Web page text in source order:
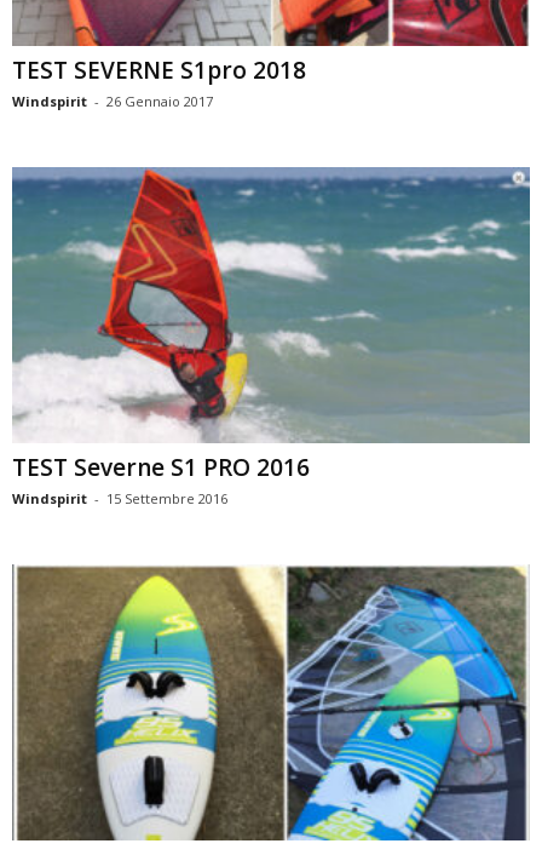
TEST SEVERNE S1pro 2018
Windspirit - 26 Gennaio 2017
TEST Severne S1 PRO 2016
Windspirit - 15 Settembre 2016